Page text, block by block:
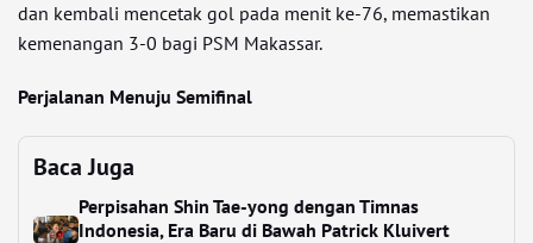
dan kembali mencetak gol pada menit ke-76, memastikan
kemenangan 3-0 bagi PSM Makassar.
Perjalanan Menuju Semifinal
Baca Juga
Perpisahan Shin Tae-yong dengan Timnas
Indonesia, Era Baru di Bawah Patrick Kluivert